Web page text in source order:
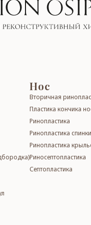
Нос
Вторичная
Пластика кончика
Ри­но­­плас­ти­ка
Ри­но­­плас­ти­ка
Ринопластика
Ри­но­сеп­то­плас­ти­ка
Септопластика